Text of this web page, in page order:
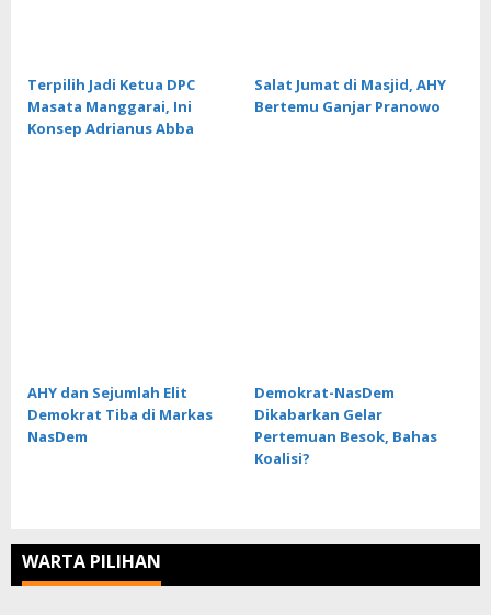
Terpilih Jadi Ketua DPC
Masata Manggarai, Ini
Konsep Adrianus Abba
Salat Jumat di Masjid, AHY
Bertemu Ganjar Pranowo
AHY dan Sejumlah Elit
Demokrat Tiba di Markas
NasDem
Demokrat-NasDem
Dikabarkan Gelar
Pertemuan Besok, Bahas
Koalisi?
WARTA PILIHAN